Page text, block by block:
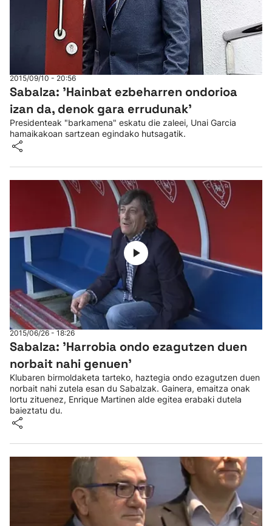
2015/09/10 - 20:56
Sabalza: 'Hainbat ezbeharren ondorioa
izan da, denok gara errudunak'
Presidenteak "barkamena" eskatu die zaleei, Unai Garcia
hamaikakoan sartzean egindako hutsagatik.
2015/06/26 - 18:26
Sabalza: 'Harrobia ondo ezagutzen duen
norbait nahi genuen'
Klubaren birmoldaketa tarteko, haztegia ondo ezagutzen duen
norbait nahi zutela esan du Sabalzak. Gainera, emaitza onak
lortu zituenez, Enrique Martinen alde egitea erabaki dutela
baieztatu du.